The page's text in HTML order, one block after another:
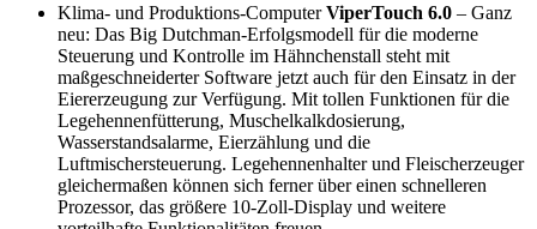
Klima- und Produktions-ComputerViperTouch 6.0 – Ganz
neu: Das Big Dutchman-Erfolgsmodell für die moderne
Steuerung und Kontrolle im Hähnchenstall steht mit
maßgeschneiderter Software jetzt auch für den Einsatz in der
Eiererzeugung zur Verfügung. Mit tollen Funktionen für die
Legehennenfütterung, Muschelkalkdosierung,
Wasserstandsalarme, Eierzählung und die
Luftmischersteuerung. Legehennenhalter und Fleischerzeuger
gleichermaßen können sich ferner über einen schnelleren
Prozessor, das größere 10-Zoll-Display und weitere